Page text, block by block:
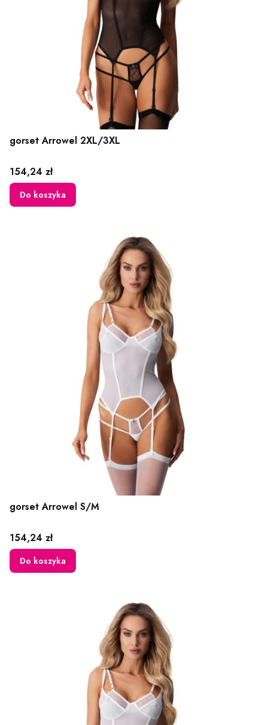
gorset Arrowel 2XL/3XL
Cena
154,24 zł
Do koszyka
gorset Arrowel S/M
Cena
154,24 zł
Do koszyka